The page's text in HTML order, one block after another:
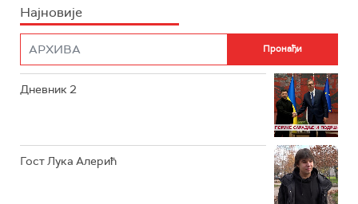
Најновије
Дневник 2
Гост Лука Алерић